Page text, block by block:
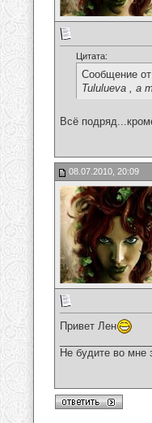
Цитата:
Сообщение от
Tululueva , а
Всё
08.07.2010, 20:09
Привет Лен
Не будите во мне